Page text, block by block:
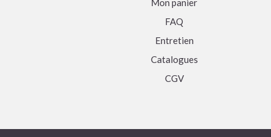
Mon panier
FAQ
Entretien
Catalogues
CGV